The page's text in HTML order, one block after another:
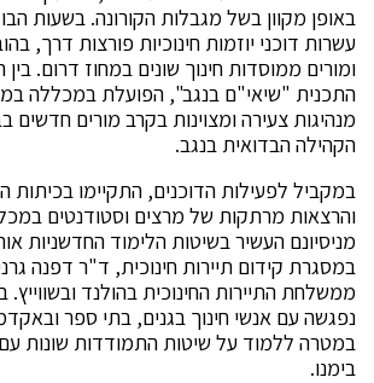
באופן מקוון בשל מגבלות הקורונה. בשעות
עשרות דוכני יוזמות חינוכיות פורצות דרך,
ומורים ממוסדות חינוך שונים במחוז דרום. בין
התכנית "שיאי"ם בנגב", הפועלת במכללה
מנהיגות צעירה ומצוינות בקרב מורים חדשים
הקהילה הבדואית בנגב.
במקביל לפעילות הדוכנים, התקיימו בכיתות
והרצאות מרתקות של מרצים וסטודנטים
מניסיונם העשיר בשיטות הלימוד החדשניות
במסגרת קידום תיירות חינוכית, ד"ר דפנה
ממשלחת התיירות החינוכית בהולנד
נפגשה עם אנשי חינוך בגנים, בתי ספר
במטרה ללמוד על שיטות התמודדות שונות עם
בימנו.